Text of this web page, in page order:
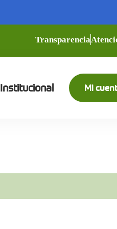
Transparencia
Institucional Mi